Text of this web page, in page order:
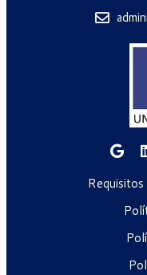
Requisitos